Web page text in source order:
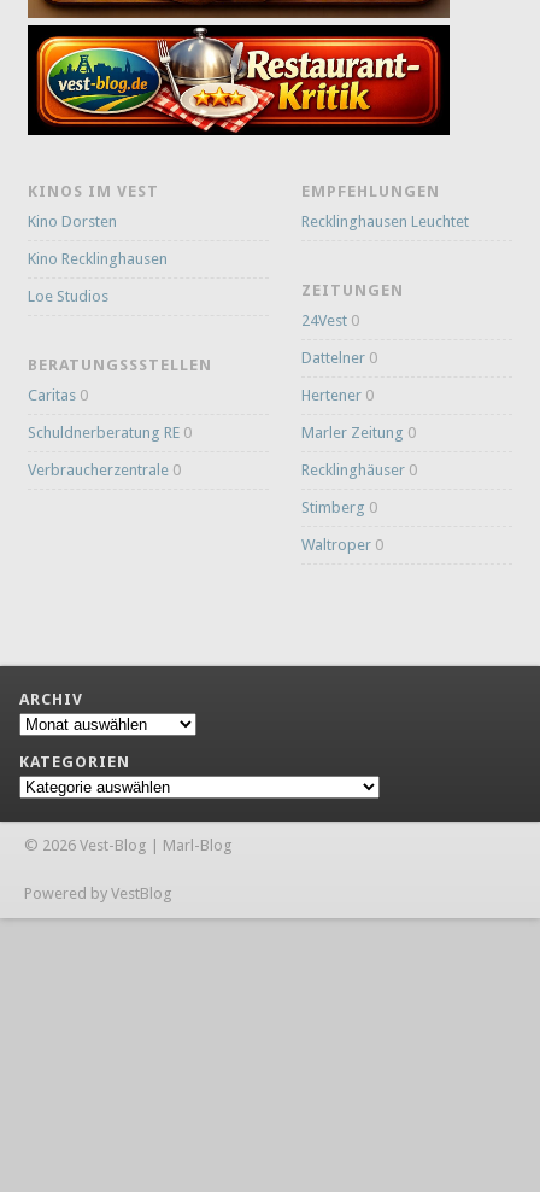
KINOS IM VEST
Kino Dorsten
Kino Recklinghausen
Loe Studios
BERATUNGSSSTELLEN
Caritas 0
Schuldnerberatung RE 0
Verbraucherzentrale 0
EMPFEHLUNGEN
Recklinghausen Leuchtet
ZEITUNGEN
24Vest 0
Dattelner 0
Hertener 0
Marler Zeitung 0
Recklinghäuser 0
Stimberg 0
Waltroper 0
ARCHIV
Archiv
KATEGORIEN
Kategorien
© 2026 Vest-Blog | Marl-Blog
Powered by VestBlog